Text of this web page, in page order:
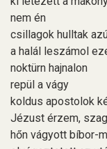
nem én
csillagok hulltak
a halál leszámol
noktürn hajnalon
repül a vágy
koldus apostolok
Jézust érzem,
hőn vágyott bíbor-